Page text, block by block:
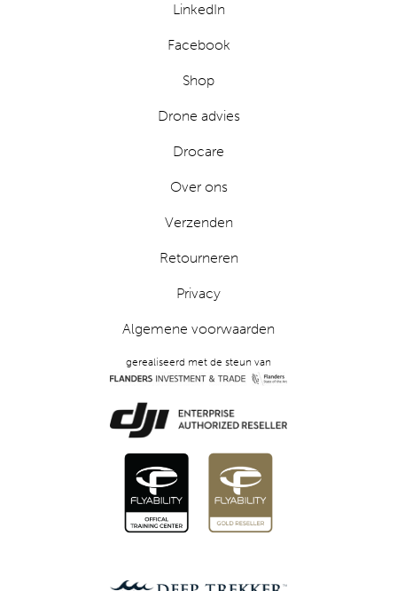
LinkedIn
Facebook
Shop
Drone advies
Drocare
Over ons
Verzenden
Retourneren
Privacy
Algemene voorwaarden
gerealiseerd met de steun van